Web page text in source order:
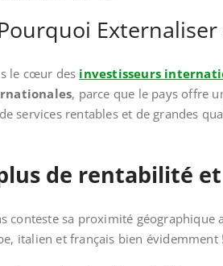
Externaliser
le cœur des investisseurs
, parce que le pays offre
services rentables et de grandes
de rentabilité et
conteste sa proximité géographique
italien et français bien évidemment !